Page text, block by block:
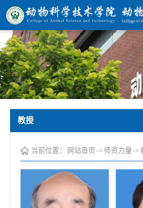
教授
当前位置： 网站首页 -> 师资力量->